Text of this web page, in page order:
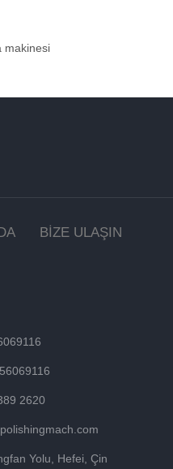
makinesi
BİZE ULAŞIN
2620
Yolu, Hefei, Çin